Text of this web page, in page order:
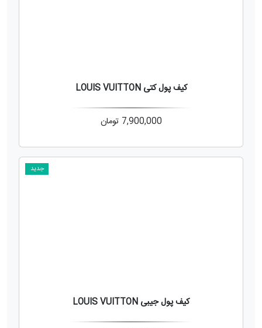
کیف پول کتی LOUIS VUITTON
7,900,000 تومان
جدید
کیف پول جیبی LOUIS VUITTON